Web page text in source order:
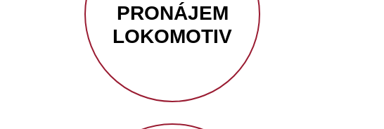
PRONÁJEM
LOKOMOTIV